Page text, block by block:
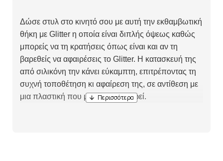
Δώσε στυλ στο κινητό σου με αυτή την εκθαμβωτική
θήκη με Glitter η οποία είναι διπλής όψεως καθώς
μπορείς να τη κρατήσεις όπως είναι και αν τη
βαρεθείς να αφαιρέσεις το Glitter. Η κατασκευή της
από σιλικόνη την κάνει εύκαμπτη, επιτρέποντας τη
συχνή τοποθέτηση κι αφαίρεση της, σε αντίθεση με
μια πλαστική που μπορεί να φθαρεί.